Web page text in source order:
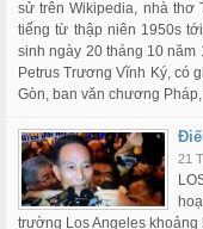
sử trên Wikipedia, nhà thơ
tiếng từ thập niên 1950s
sinh ngày 20 tháng 10 năm
Petrus Trương Vĩnh Ký, có
Gòn, ban văn chương
21
trường Los Angeles khoảng